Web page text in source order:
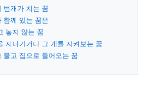
번개가 치는 꿈
함께 있는 꿈은
놓지 않는 꿈
지나가거나 그 개를 지켜보는 꿈
물고 집으로 들어오는 꿈